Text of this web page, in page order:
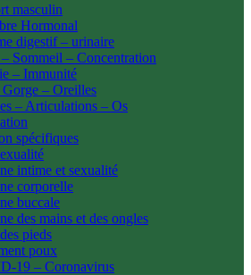
masculin
Hormonal
digestif – urinaire
– Sommeil – Concentration
– Immunité
– Oreilles
– Articulations – Os
spécifiques
intime et sexualité
corporelle
buccale
des mains et des ongles
pieds
poux
19 – Coronavirus